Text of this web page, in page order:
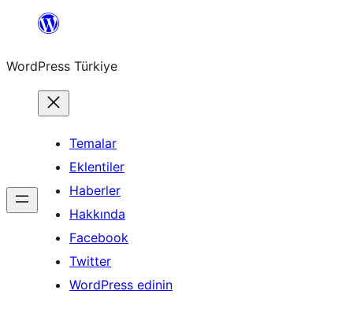
İçeriğe
WordPress Türkiye
Temalar
Eklentiler
Haberler
Hakkında
Facebook
Twitter
WordPress edinin